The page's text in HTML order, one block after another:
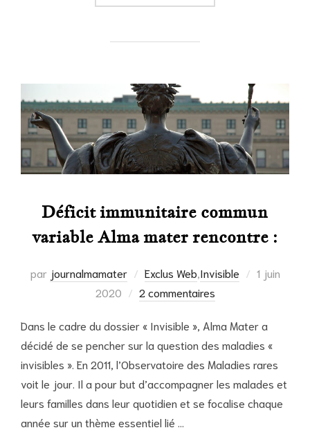
Déficit immunitaire commun
variable Alma mater rencontre :
par journalmamater Exclus Web Invisible
Publié
1 juin
2020
2 commentaires
Dans le cadre du dossier « Invisible », Alma Mater a
décidé de se pencher sur la question des maladies «
invisibles ». En 2011, l’Observatoire des Maladies rares
voit le jour. Il a pour but d’accompagner les malades et
leurs familles dans leur quotidien et se focalise chaque
année sur un thème essentiel lié …